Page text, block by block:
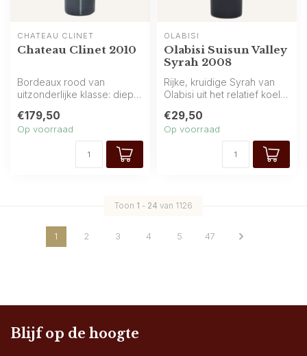
CHÂTEAU CLINET
Chateau Clinet 2010
Bordeaux rood van
uitzonderlijke klasse: diepe
kersen, ...
€179,50
Op voorraad
OLABISI
Olabisi Suisun Valley
Syrah 2008
Rijke, kruidige Syrah van
Olabisi uit het relatief koele
€29,50
Op voorraad
Toon 1 - 24 van 1126
1 2 3 4 5 47
Blijf op de hoogte